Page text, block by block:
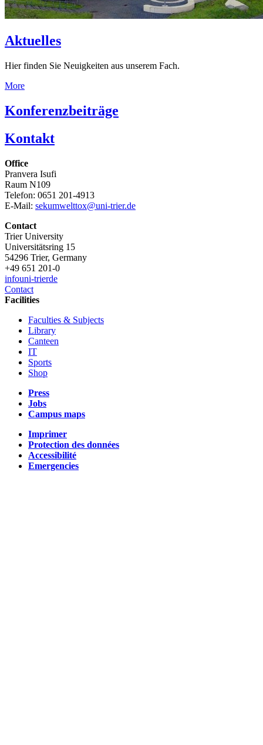
Aktuelles
Hier finden Sie Neuigkeiten aus unserem Fach.
More
Konferenzbeiträge
Kontakt
Office
Pranvera Isufi
Raum N109
Telefon: 0651 201-4913
E-Mail: sekumwelttox@uni-trier.de
Contact
Trier University
Universitätsring 15
54296 Trier, Germany
+49 651 201-0
infouni-trierde
Contact
Facilities
Faculties & Subjects
Library
Canteen
IT
Sports
Shop
Press
Jobs
Campus maps
Imprimer
Protection des données
Accessibilité
Emergencies